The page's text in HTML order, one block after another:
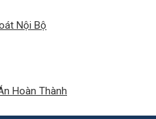
Nội Bộ
Hoàn Thành